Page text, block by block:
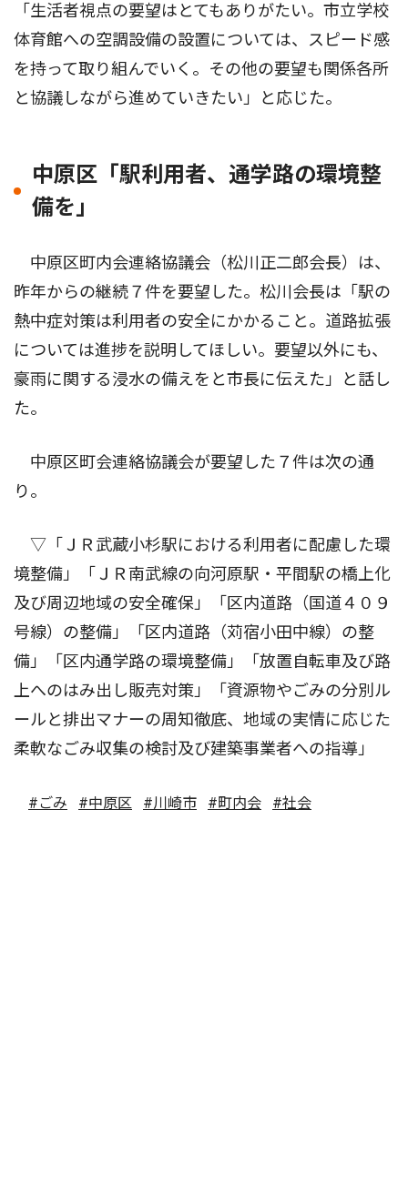
「生活者視点の要望はとてもありがたい。市立学校
体育館への空調設備の設置については、スピード感
を持って取り組んでいく。その他の要望も関係各所
と協議しながら進めていきたい」と応じた。
中原区「駅利用者、通学路の環境整
備を」
中原区町内会連絡協議会（松川正二郎会長）は、
昨年からの継続７件を要望した。松川会長は「駅の
熱中症対策は利用者の安全にかかること。道路拡張
については進捗を説明してほしい。要望以外にも、
豪雨に関する浸水の備えをと市長に伝えた」と話し
た。
中原区町会連絡協議会が要望した７件は次の通
り。
▽「ＪＲ武蔵小杉駅における利用者に配慮した環
境整備」「ＪＲ南武線の向河原駅・平間駅の橋上化
及び周辺地域の安全確保」「区内道路（国道４０９
号線）の整備」「区内道路（苅宿小田中線）の整
備」「区内通学路の環境整備」「放置自転車及び路
上へのはみ出し販売対策」「資源物やごみの分別ル
ールと排出マナーの周知徹底、地域の実情に応じた
柔軟なごみ収集の検討及び建築事業者への指導」
#ごみ #中原区 #川崎市 #町内会 #社会